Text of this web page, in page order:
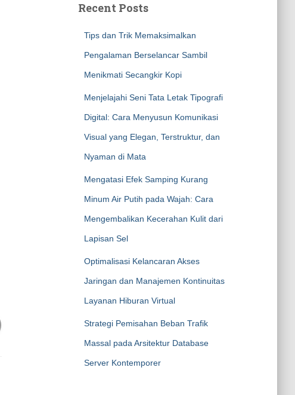
Recent Posts
Tips dan Trik Memaksimalkan
Pengalaman Berselancar Sambil
Menikmati Secangkir Kopi
Menjelajahi Seni Tata Letak Tipografi
Digital: Cara Menyusun Komunikasi
Visual yang Elegan, Terstruktur, dan
Nyaman di Mata
Mengatasi Efek Samping Kurang
Minum Air Putih pada Wajah: Cara
Mengembalikan Kecerahan Kulit dari
Lapisan Sel
Optimalisasi Kelancaran Akses
Jaringan dan Manajemen Kontinuitas
Layanan Hiburan Virtual
Strategi Pemisahan Beban Trafik
Massal pada Arsitektur Database
Server Kontemporer